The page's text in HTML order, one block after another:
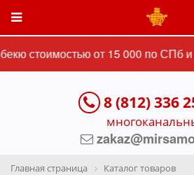
стоимостью от 15 000 по СПб и
8 (812) 336
Главная страница
Каталог товаров